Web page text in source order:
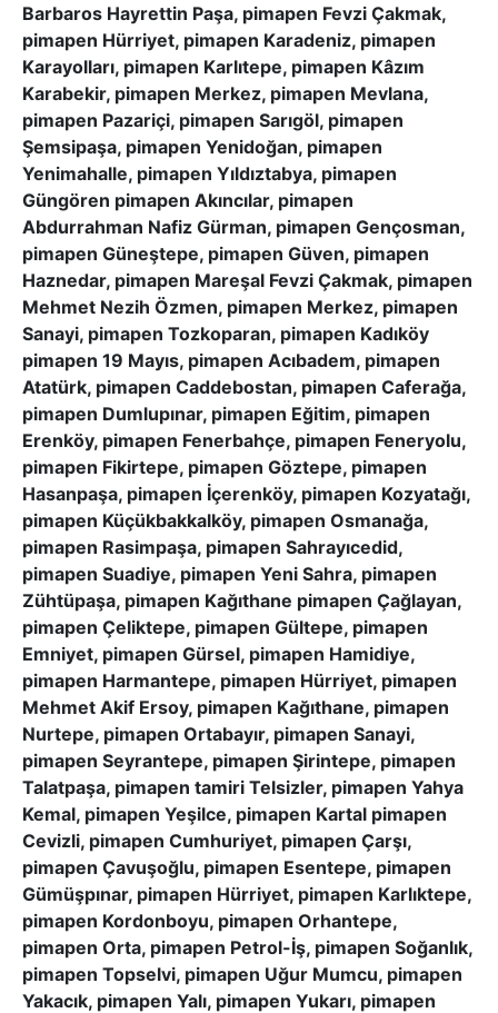
Barbaros Hayrettin Paşa, pimapen Fevzi Çakmak,
pimapen Hürriyet, pimapen Karadeniz, pimapen
Karayolları, pimapen Karlıtepe, pimapen Kâzım
Karabekir, pimapen Merkez, pimapen Mevlana,
pimapen Pazariçi, pimapen Sarıgöl, pimapen
Şemsipaşa, pimapen Yenidoğan, pimapen
Yenimahalle, pimapen Yıldıztabya, pimapen
Güngören pimapen Akıncılar, pimapen
Abdurrahman Nafiz Gürman, pimapen Gençosman,
pimapen Güneştepe, pimapen Güven, pimapen
Haznedar, pimapen Mareşal Fevzi Çakmak, pimapen
Mehmet Nezih Özmen, pimapen Merkez, pimapen
Sanayi, pimapen Tozkoparan, pimapen Kadıköy
pimapen 19 Mayıs, pimapen Acıbadem, pimapen
Atatürk, pimapen Caddebostan, pimapen Caferağa,
pimapen Dumlupınar, pimapen Eğitim, pimapen
Erenköy, pimapen Fenerbahçe, pimapen Feneryolu,
pimapen Fikirtepe, pimapen Göztepe, pimapen
Hasanpaşa, pimapen İçerenköy, pimapen Kozyatağı,
pimapen Küçükbakkalköy, pimapen Osmanağa,
pimapen Rasimpaşa, pimapen Sahrayıcedid,
pimapen Suadiye, pimapen Yeni Sahra, pimapen
Zühtüpaşa, pimapen Kağıthane pimapen Çağlayan,
pimapen Çeliktepe, pimapen Gültepe, pimapen
Emniyet, pimapen Gürsel, pimapen Hamidiye,
pimapen Harmantepe, pimapen Hürriyet, pimapen
Mehmet Akif Ersoy, pimapen Kağıthane, pimapen
Nurtepe, pimapen Ortabayır, pimapen Sanayi,
pimapen Seyrantepe, pimapen Şirintepe, pimapen
Talatpaşa, pimapen tamiri Telsizler, pimapen Yahya
Kemal, pimapen Yeşilce, pimapen Kartal pimapen
Cevizli, pimapen Cumhuriyet, pimapen Çarşı,
pimapen Çavuşoğlu, pimapen Esentepe, pimapen
Gümüşpınar, pimapen Hürriyet, pimapen Karlıktepe,
pimapen Kordonboyu, pimapen Orhantepe,
pimapen Orta, pimapen Petrol-İş, pimapen Soğanlık,
pimapen Topselvi, pimapen Uğur Mumcu, pimapen
Yakacık, pimapen Yalı, pimapen Yukarı, pimapen